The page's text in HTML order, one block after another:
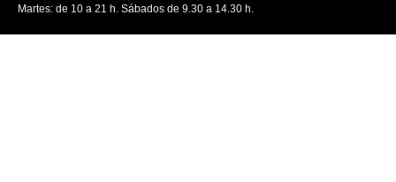
Martes: de 10 a 21 h. Sábados de 9.30 a 14.30 h.